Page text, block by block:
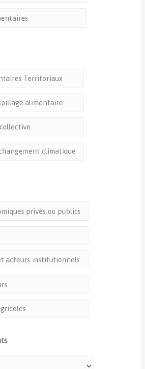
Territoriaux
alimentaire
climatique
privés ou publics
acteurs institutionnels